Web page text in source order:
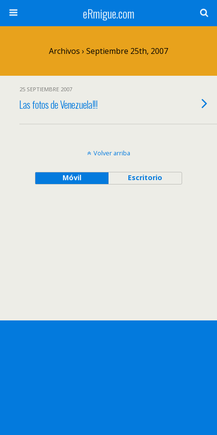
eRmigue.com
Archivos › Septiembre 25th, 2007
25 SEPTIEMBRE 2007
Las fotos de Venezuela!!!
Volver arriba
Móvil Escritorio